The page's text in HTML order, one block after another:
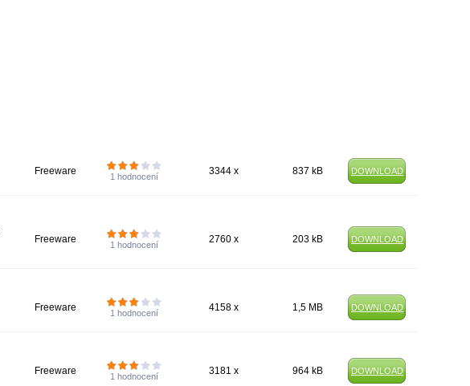
Freeware 1 hodnocení 3344 x 837 kB DOWNLOAD
Freeware 1 hodnocení 2760 x 203 kB DOWNLOAD
Freeware 1 hodnocení 4158 x 1,5 MB DOWNLOAD
Freeware 1 hodnocení 3181 x 964 kB DOWNLOAD